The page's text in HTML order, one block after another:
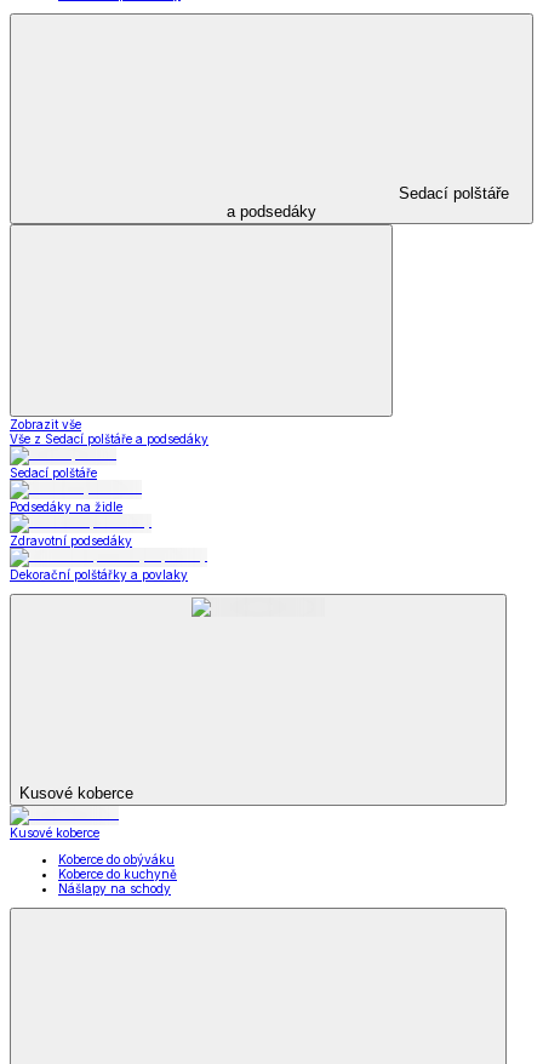
Sedací polštáře
a podsedáky
Zobrazit vše
Vše z Sedací polštáře a podsedáky
Sedací polštáře
Podsedáky na židle
Zdravotní podsedáky
Dekorační polštářky a povlaky
Kusové koberce
Kusové koberce
Koberce do obýváku
Koberce do kuchyně
Nášlapy na schody